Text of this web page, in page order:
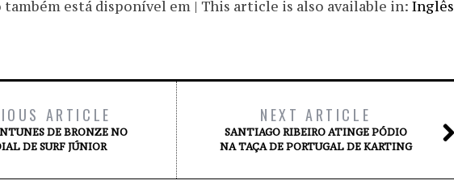
também está disponível em | This article is also available in: Inglês
ARTICLE
DE BRONZE NO
DE SURF JÚNIOR
NEXT ARTICLE
SANTIAGO RIBEIRO ATINGE PÓDIO
NA TAÇA DE PORTUGAL DE KARTING